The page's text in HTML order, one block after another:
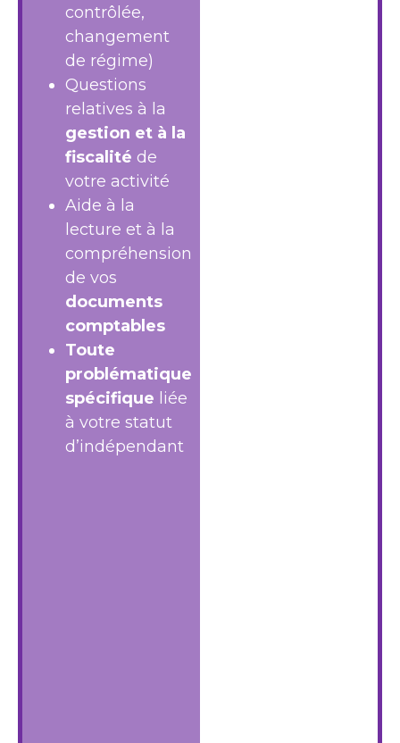
contrôlée,
changement
de régime)
Questions
relatives à la
gestion et à la
fiscalité de
votre activité
Aide à la
lecture et à la
compréhension
de vos
documents
comptables
Toute
problématique
spécifique liée
à votre statut
d’indépendant